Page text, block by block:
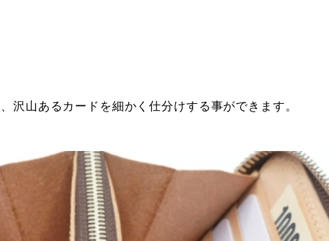
沢山あるカードを細かく仕分けする事ができます。